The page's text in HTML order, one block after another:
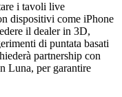
i tavoli live
dispositivi come iPhone
il dealer in 3D,
di puntata basati
partnership con
Luna, per garantire